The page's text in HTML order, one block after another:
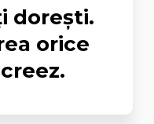
doreşti.
orice